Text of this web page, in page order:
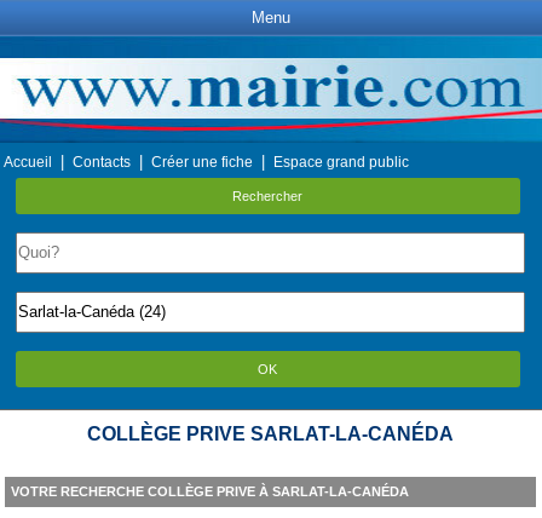
Menu
Accueil Contacts Créer une fiche Espace grand public
Rechercher
OK
COLLÈGE PRIVE SARLAT-LA-CANÉDA
VOTRE RECHERCHE COLLÈGE PRIVE À SARLAT-LA-CANÉDA